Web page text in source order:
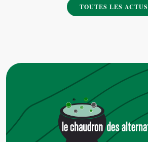
TOUTES LES ACTUS